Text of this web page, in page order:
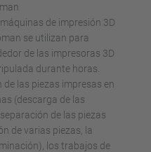
de impresión 3D
se utilizan para
de las impresoras 3D
durante horas.
las piezas impresas en
(descarga de las
de las piezas
de varias piezas, la
los trabajos de